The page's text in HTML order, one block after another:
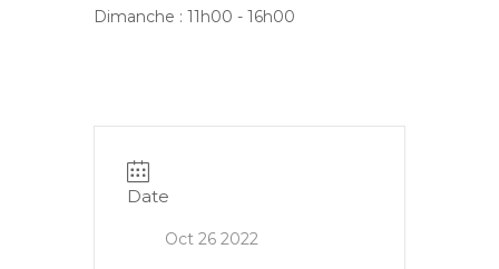
Dimanche : 11h00 - 16h00
Date
Oct 26 2022